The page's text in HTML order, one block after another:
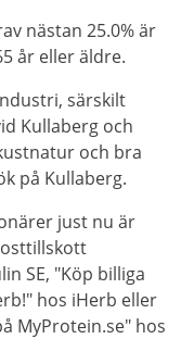
nästan 25.0% är
år eller äldre.
särskilt
Kullaberg och
och bra
på Kullaberg.
just nu är
SE, "Köp billiga
hos iHerb eller
MyProtein.se" hos